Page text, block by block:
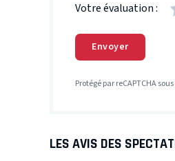
Votre évaluation :
Envoyer
Protégé par reCAPTCHA sous
LES AVIS DES